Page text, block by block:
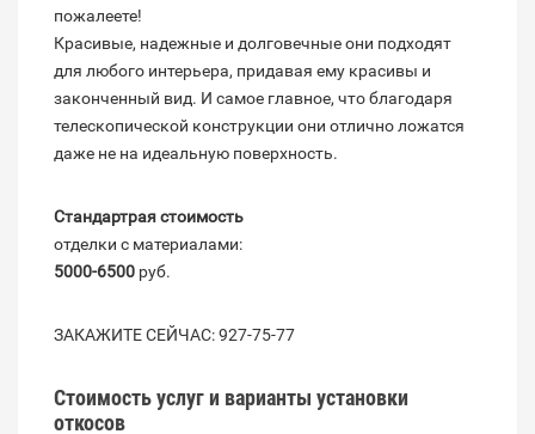
пожалеете!
Красивые, надежные и долговечные они подходят
для любого интерьера, придавая ему красивы и
законченный вид. И самое главное, что благодаря
телескопической конструкции они отлично ложатся
даже не на идеальную поверхность.
Стандартрая стоимость
отделки с материалами:
5000-6500 руб.
ЗАКАЖИТЕ СЕЙЧАС:927-75-77
Стоимость услуг и варианты установки
откосов